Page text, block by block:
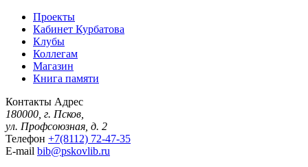
Проекты
Кабинет Курбатова
Клубы
Коллегам
Магазин
Книга памяти
Контакты Адрес
180000, г. Псков,
ул. Профсоюзная, д. 2
Телефон +7(8112) 72-47-35
E-mail bib@pskovlib.ru